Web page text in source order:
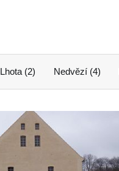
Lhota (2) Nedvězí (4)